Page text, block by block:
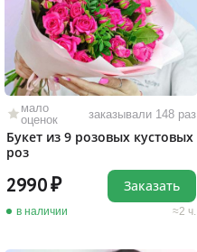
мало
оценок
заказывали 148 раз
Букет из 9 розовых кустовых
роз
2990
в наличии 2 ч.
Заказать